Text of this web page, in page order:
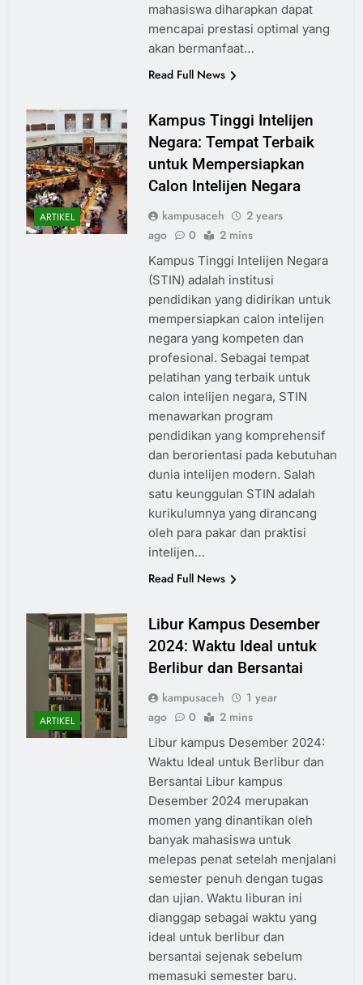
mahasiswa diharapkan dapat
mencapai prestasi optimal yang
akan bermanfaat…
Read Full News
ARTIKEL
Kampus Tinggi Intelijen
Negara: Tempat Terbaik
untuk Mempersiapkan
Calon Intelijen Negara
kampusaceh
2 years
ago
0 2 mins
Kampus Tinggi Intelijen Negara
(STIN) adalah institusi
pendidikan yang didirikan untuk
mempersiapkan calon intelijen
negara yang kompeten dan
profesional. Sebagai tempat
pelatihan yang terbaik untuk
calon intelijen negara, STIN
menawarkan program
pendidikan yang komprehensif
dan berorientasi pada kebutuhan
dunia intelijen modern. Salah
satu keunggulan STIN adalah
kurikulumnya yang dirancang
oleh para pakar dan praktisi
intelijen…
Read Full News
ARTIKEL
Libur Kampus Desember
2024: Waktu Ideal untuk
Berlibur dan Bersantai
kampusaceh
1 year
ago
0 2 mins
Libur kampus Desember 2024:
Waktu Ideal untuk Berlibur dan
Bersantai Libur kampus
Desember 2024 merupakan
momen yang dinantikan oleh
banyak mahasiswa untuk
melepas penat setelah menjalani
semester penuh dengan tugas
dan ujian. Waktu liburan ini
dianggap sebagai waktu yang
ideal untuk berlibur dan
bersantai sejenak sebelum
memasuki semester baru.